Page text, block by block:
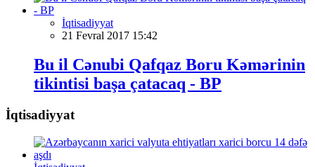
İqtisadiyyat
21 Fevral 2017 15:42
Bu il Cənubi Qafqaz Boru Kəmərinin
tikintisi başa çatacaq - BP
İqtisadiyyat